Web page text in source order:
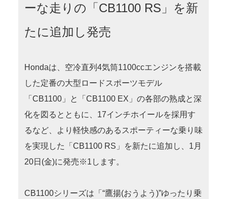
ーな走りの「CB1100 RS」を新
たに追加し発売
Hondaは、空冷直列4気筒1100ccエンジンを搭載
した定番の大型ロードスポーツモデル
「CB1100」と「CB1100 EX」の各部の熟成と深
化を図るとともに、17インチホイールを採用す
るなど、より軽快感のあるスポーティーな乗り味
を実現した「CB1100 RS」を新たに追加し、1月
20日(金)に発売※1します。
CB1100シリーズは「“鷹揚(おうよう)”ゆったり乗